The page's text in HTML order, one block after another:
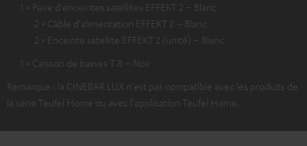
1 × Paire d'enceintes satellites EFFEKT 2 – Blanc
2 × Câble d'alimentation EFFEKT 2 – Blanc
2 × Enceinte satellite EFFEKT 2 (unité) – Blanc
1 × Caisson de basses T 8 – Noir
Remarque : la CINEBAR LUX n'est pas compatible avec les produits de
la série Teufel Home ou avec l'application Teufel Home.